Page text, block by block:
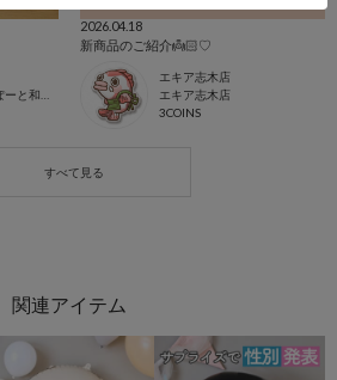
2026.04.18
新商品のご紹介👼🏻♡
エキア志木店
エキア志木店
3COINS